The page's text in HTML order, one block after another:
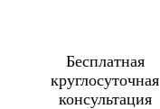
Бесплатная
круглосуточная
консультация